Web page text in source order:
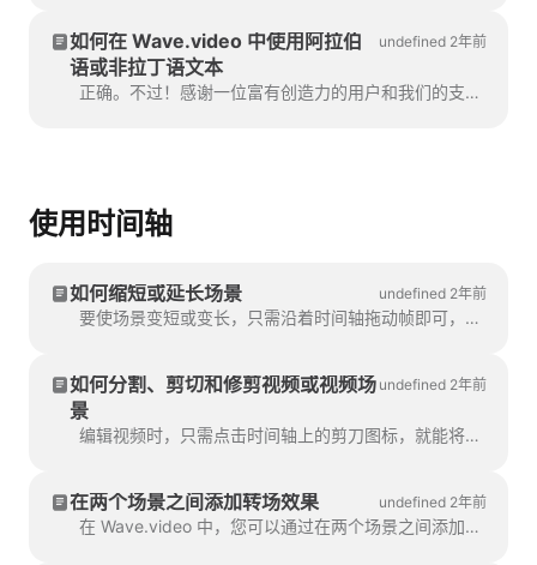
如何在 Wave.video 中使用阿拉伯
语或非拉丁语文本
undefined 2年前
正确。不过！感谢一位富有创造力的用户和我们的支持团队，我们已经找到了规避这一问题的方法。您需要做的就是创建一个矢量文件/图像。
使用时间轴
如何缩短或延长场景 undefined 2年前
要使场景变短或变长，只需沿着时间轴拖动帧即可，就像这样：如果您的场景是一段视频，请注意右边的...
如何分割、剪切和修剪视频或视频场
景
undefined 2年前
编辑视频时，只需点击时间轴上的剪刀图标，就能将视频剪切成任意多的部分。 您还可以插入...
在两个场景之间添加转场效果 undefined 2年前
在 Wave.video 中，您可以通过在两个场景之间添加转场效果，将两个视频片段 "粘合 "在一起。转场是一种视频编辑技术，可让您在两个场景之间添加转场。